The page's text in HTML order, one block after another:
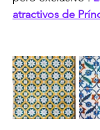
atractivos de